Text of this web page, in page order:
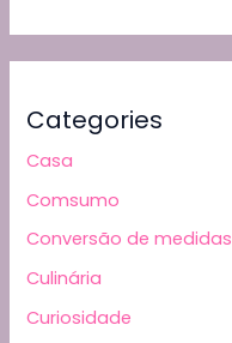
Categories
Casa
Comsumo
Conversão de medidas
Culinária
Curiosidade